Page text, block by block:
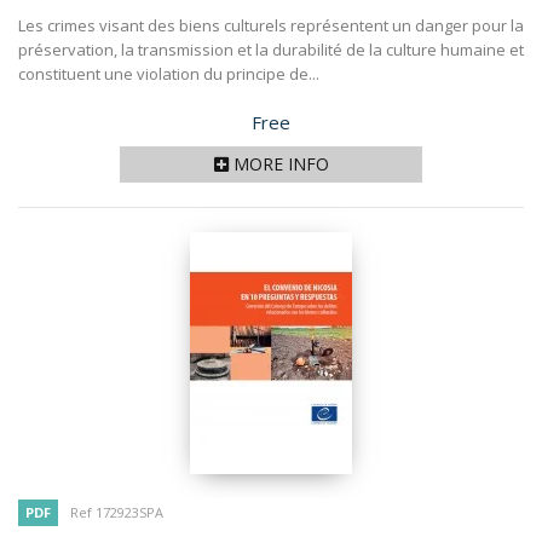
Les crimes visant des biens culturels représentent un danger pour la
préservation, la transmission et la durabilité de la culture humaine et
constituent une violation du principe de...
Price
Free
MORE INFO
PDF Ref 172923SPA